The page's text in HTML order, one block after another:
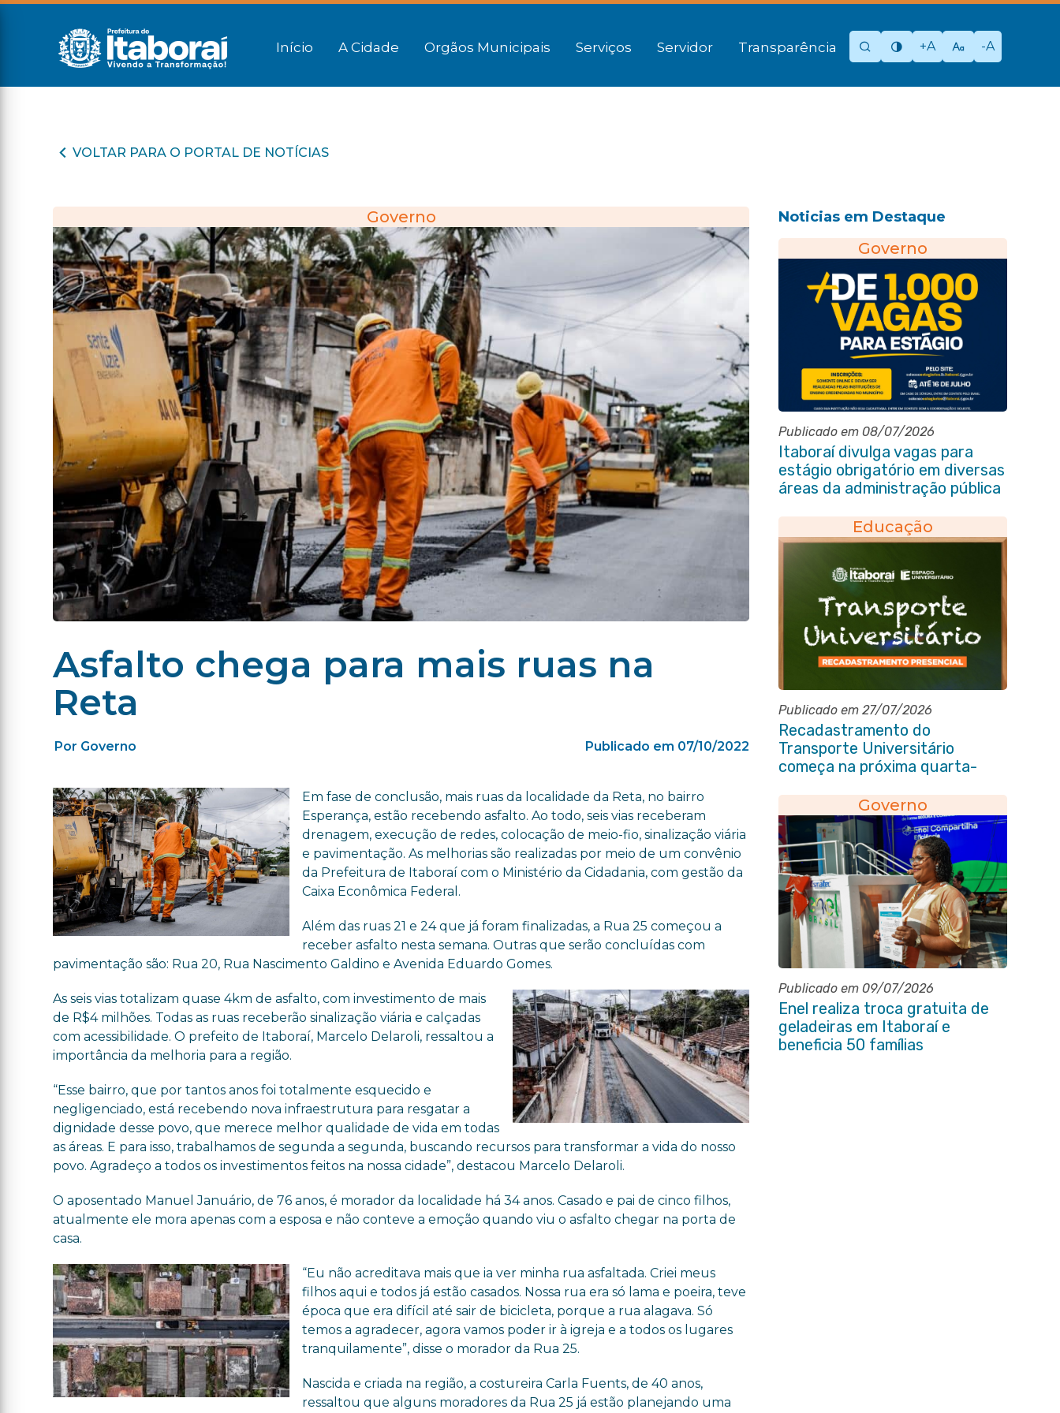
Início A Cidade Orgãos Municipais Serviços Servidor Transparência +A -A
VOLTAR PARA O PORTAL DE NOTÍCIAS
Governo
Asfalto chega para mais ruas na
Reta
Por Governo Publicado em 07/10/2022
Em fase de conclusão, mais ruas da localidade da Reta, no bairro
Esperança, estão recebendo asfalto. Ao todo, seis vias receberam
drenagem, execução de redes, colocação de meio-fio, sinalização viária
e pavimentação. As melhorias são realizadas por meio de um convênio
da Prefeitura de Itaboraí com o Ministério da Cidadania, com gestão da
Caixa Econômica Federal.
Além das ruas 21 e 24 que já foram finalizadas, a Rua 25 começou a
receber asfalto nesta semana. Outras que serão concluídas com
pavimentação são: Rua 20, Rua Nascimento Galdino e Avenida Eduardo Gomes.
As seis vias totalizam quase 4km de asfalto, com investimento de mais
de R$4 milhões. Todas as ruas receberão sinalização viária e calçadas
com acessibilidade. O prefeito de Itaboraí, Marcelo Delaroli, ressaltou a
importância da melhoria para a região.
“Esse bairro, que por tantos anos foi totalmente esquecido e
negligenciado, está recebendo nova infraestrutura para resgatar a
dignidade desse povo, que merece melhor qualidade de vida em todas
as áreas. E para isso, trabalhamos de segunda a segunda, buscando recursos para transformar a vida do nosso
povo. Agradeço a todos os investimentos feitos na nossa cidade”, destacou Marcelo Delaroli.
O aposentado Manuel Januário, de 76 anos, é morador da localidade há 34 anos. Casado e pai de cinco filhos,
atualmente ele mora apenas com a esposa e não conteve a emoção quando viu o asfalto chegar na porta de
casa.
“Eu não acreditava mais que ia ver minha rua asfaltada. Criei meus
filhos aqui e todos já estão casados. Nossa rua era só lama e poeira, teve
época que era difícil até sair de bicicleta, porque a rua alagava. Só
temos a agradecer, agora vamos poder ir à igreja e a todos os lugares
tranquilamente”, disse o morador da Rua 25.
Nascida e criada na região, a costureira Carla Fuents, de 40 anos,
ressaltou que alguns moradores da Rua 25 já estão planejando uma
Noticias em Destaque
Governo
Publicado em 08/07/2026
Itaboraí divulga vagas para
estágio obrigatório em diversas
áreas da administração pública
Educação
Publicado em 27/07/2026
Recadastramento do
Transporte Universitário
começa na próxima quarta-
Governo
Publicado em 09/07/2026
Enel realiza troca gratuita de
geladeiras em Itaboraí e
beneficia 50 famílias